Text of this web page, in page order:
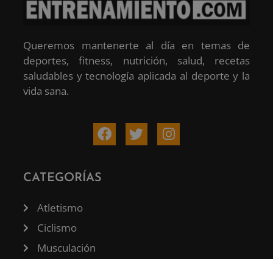
Queremos mantenerte al día en temas de
deportes, fitness, nutrición, salud, recetas
saludables y tecnología aplicada al deporte y la
vida sana.
CATEGORÍAS
Atletismo
Ciclismo
Musculación